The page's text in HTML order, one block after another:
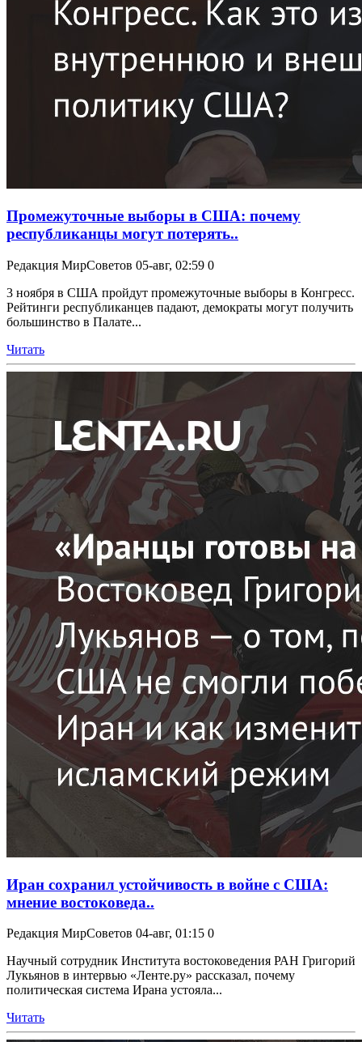
Промежуточные выборы в США: почему
республиканцы могут потерять..
Редакция МирСоветов 05-авг, 02:59 0
3 ноября в США пройдут промежуточные выборы в Конгресс.
Рейтинги республиканцев падают, демократы могут получить
большинство в Палате...
Читать
Иран сохранил устойчивость в войне с США:
мнение востоковеда..
Редакция МирСоветов 04-авг, 01:15 0
Научный сотрудник Института востоковедения РАН Григорий
Лукьянов в интервью «Ленте.ру» рассказал, почему
политическая система Ирана устояла...
Читать